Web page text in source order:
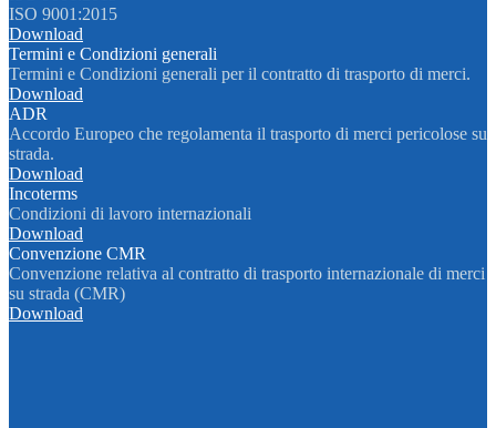
ISO 9001:2015
Download
Termini e Condizioni generali
Termini e Condizioni generali per il contratto di trasporto di merci.
Download
ADR
Accordo Europeo che regolamenta il trasporto di merci pericolose su
strada.
Download
Incoterms
Condizioni di lavoro internazionali
Download
Convenzione CMR
Convenzione relativa al contratto di trasporto internazionale di merci
su strada (CMR)
Download